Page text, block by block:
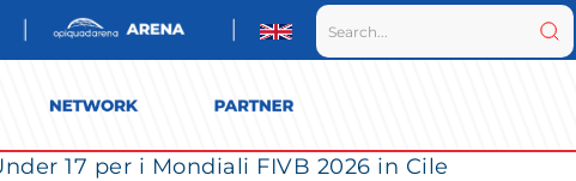
17 per i Mondiali FIVB 2026 in Cile